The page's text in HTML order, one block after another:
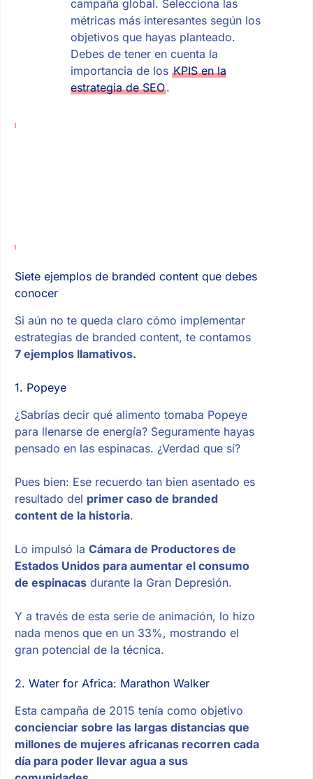
campaña global. Selecciona las
métricas más interesantes según los
objetivos que hayas planteado.
Debes de tener en cuenta la
importancia de los KPIS en la
estrategia de SEO.
Siete ejemplos de branded content que debes
conocer
Si aún no te queda claro cómo implementar
estrategias de branded content, te contamos
7ejemplos llamativos.
1. Popeye
¿Sabrías decir qué alimento tomaba Popeye
para llenarse de energía? Seguramente hayas
pensado en las espinacas. ¿Verdad que sí?
Pues bien: Ese recuerdo tan bien asentado es
resultado del primer caso de branded
content de la historia.
Lo impulsó la Cámara de Productores de
Estados Unidos para aumentar el consumo
de espinacasdurante la Gran Depresión.
Y a través de esta serie de animación, lo hizo
nada menos que en un 33%, mostrando el
gran potencial de la técnica.
2. Water for Africa: Marathon Walker
Esta campaña de 2015 tenía como objetivo
concienciar sobre las largas distancias que
millones de mujeres africanas recorren cada
día para poder llevar agua a sus